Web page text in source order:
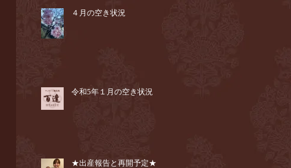
４月の空き状況
令和5年１月の空き状況
★出産報告と再開予定★